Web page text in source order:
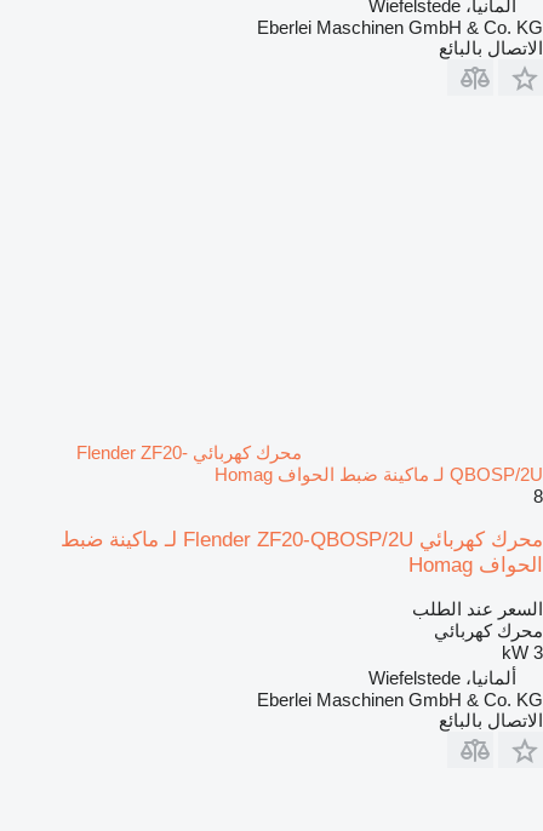
ألمانيا، Wiefelstede
Eberlei Maschinen GmbH & Co. KG
الاتصال بالبائع
محرك كهربائي Flender ZF20-
QBOSP/2U لـ ماكينة ضبط الحواف Homag
8
محرك كهربائي Flender ZF20-QBOSP/2U لـ ماكينة ضبط
الحواف Homag
السعر عند الطلب
محرك كهربائي
3 kW
ألمانيا، Wiefelstede
Eberlei Maschinen GmbH & Co. KG
الاتصال بالبائع